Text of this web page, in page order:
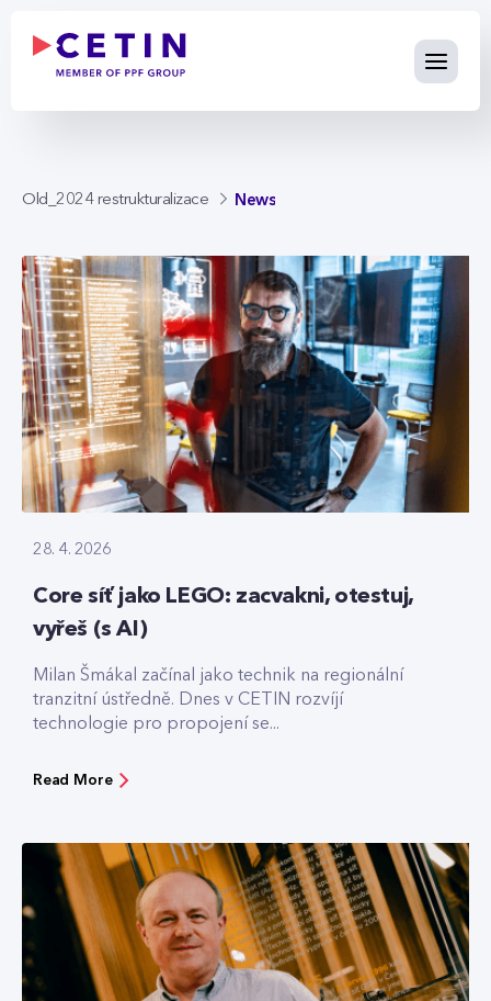
Old_2024 restrukturalizace News
28. 4. 2026
Core síť jako LEGO: zacvakni, otestuj,
vyřeš (s AI)
Milan Šmákal začínal jako technik na regionální
tranzitní ústředně. Dnes v CETIN rozvíjí
technologie pro propojení se...
Read More